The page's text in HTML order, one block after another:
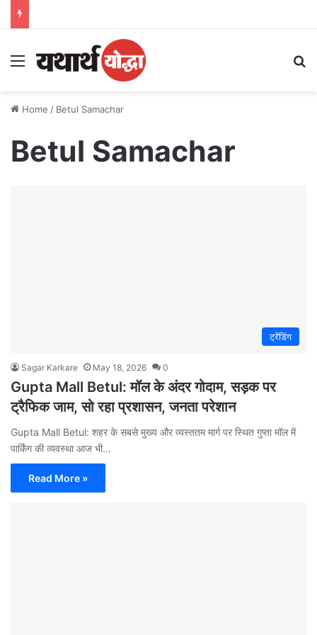
Menu
Home / Betul Samachar
Betul Samachar
ट्रेंडिंग
Sagar Karkare May 18, 2026 0
Gupta Mall Betul: मॉल के अंदर गोदाम, सड़क पर
ट्रैफिक जाम, सो रहा प्रशासन, जनता परेशान
Gupta Mall Betul: शहर के सबसे मुख्य और व्यस्ततम मार्ग पर स्थित गुप्ता मॉल में
पार्किंग की व्यवस्था आज भी…
Read More »